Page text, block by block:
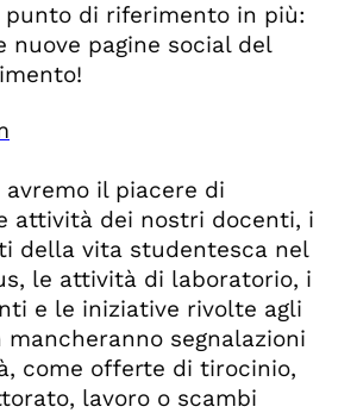
punto di riferimento in più:
nuove pagine social del
avremo il piacere di
attività dei nostri docenti, i
della vita studentesca nel
le attività di laboratorio, i
e le iniziative rivolte agli
segnalazioni
come offerte di tirocinio,
lavoro o scambi